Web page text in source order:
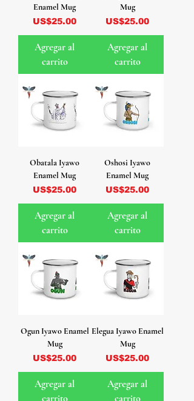
Enamel Mug
Precio
US$25.00
Agregar al
carrito
Mug
Precio
US$25.00
Agregar al
carrito
Obatala Iyawo
Enamel Mug
Precio
US$25.00
Agregar al
carrito
Oshosi Iyawo
Enamel Mug
Precio
US$25.00
Agregar al
carrito
Ogun Iyawo Enamel
Mug
Precio
US$25.00
Agregar al
carrito
Elegua Iyawo Enamel
Mug
Precio
US$25.00
Agregar al
carrito